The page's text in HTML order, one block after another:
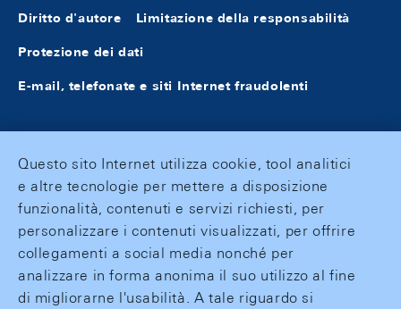
Diritto d'autore Limitazione della responsabilità
Protezione dei dati
E-mail, telefonate e siti Internet fraudolenti
Questo sito Internet utilizza cookie, tool analitici
e altre tecnologie per mettere a disposizione
funzionalità, contenuti e servizi richiesti, per
personalizzare i contenuti visualizzati, per offrire
collegamenti a social media nonché per
analizzare in forma anonima il suo utilizzo al fine
di migliorarne l'usabilità. A tale riguardo si